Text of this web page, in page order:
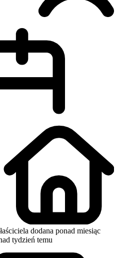
dodana ponad miesiąc
tydzień temu